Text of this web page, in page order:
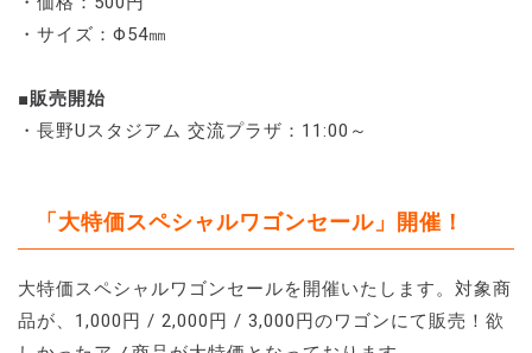
・サイズ：Φ54㎜
■販売開始
・長野Uスタジアム 交流プラザ：11:00～
「大特価スペシャルワゴンセール」開催！
大特価スペシャルワゴンセールを開催いたします。対象商
品が、1,000円 / 2,000円 / 3,000円のワゴンにて販売！欲